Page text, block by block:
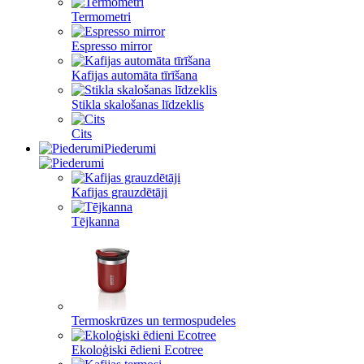
Termometri
Espresso mirror
Kafijas automāta tīrīšana
Stikla skalošanas līdzeklis
Cits
Piederumi
Kafijas grauzdētāji
Tējkanna
Termoskrūzes un termospudeles
Ekoloģiski ēdieni Ecotree